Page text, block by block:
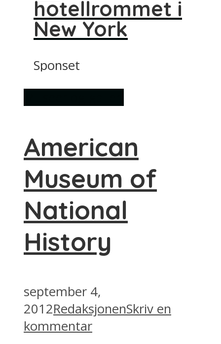
hotellrommet i
New York
Sponset
American
Museum of
National
History
september 4,
2012RedaksjonenSkriv en
kommentar